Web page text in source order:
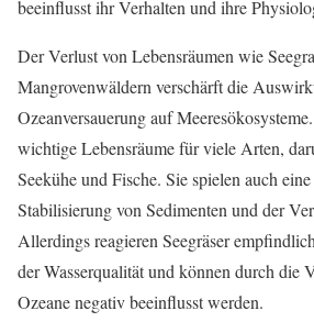
beeinflusst ihr Verhalten und ihre
Der Verlust von Lebensräumen wie
Mangrovenwäldern verschärft die
Ozeanversauerung auf
wichtige Lebensräume für viele Arten,
Seekühe und Fische. Sie spielen auch
Stabilisierung von Sedimenten und der
Allerdings reagieren Seegräser
der Wasserqualität und können durch die
Ozeane negativ beeinflusst werden.